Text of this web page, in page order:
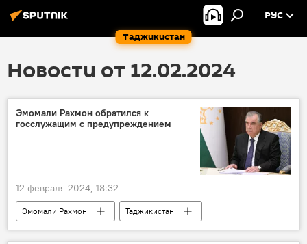
Таджикистан
РУС
Новости от 12.02.2024
Эмомали Рахмон обратился к
госслужащим с предупреждением
12 февраля 2024, 18:32
Эмомали Рахмон
Таджикистан
отставки и назначения
суд закон